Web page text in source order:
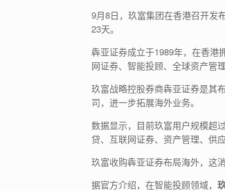
9月8日，玖富集团在香港召开发布
23天。
犇亚证券成立于1989年，在香港
网证券、智能投顾、全球资产管理
玖富战略控股券商犇亚证券是其
司，进一步拓展海外业务。
数据显示，目前玖富用户规模超
贷、互联网证券、资产管理、供
玖富收购犇亚证券布局海外，这
据官方介绍，在智能投顾领域，